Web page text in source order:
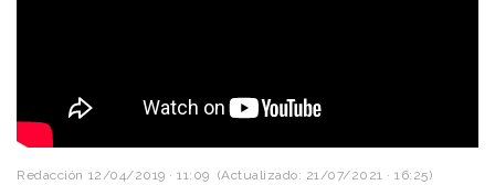
Redacción 12/04/2019 · 11:09 (Actualizado: 21/07/2021 · 16:25)